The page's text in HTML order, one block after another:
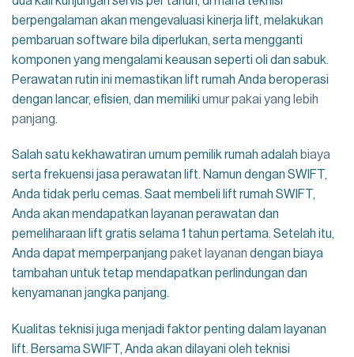
berpengalaman akan mengevaluasi kinerja lift, melakukan
pembaruan software bila diperlukan, serta mengganti
komponen yang mengalami keausan seperti oli dan sabuk.
Perawatan rutin ini memastikan lift rumah Anda beroperasi
dengan lancar, efisien, dan memiliki umur pakai yang lebih
panjang.
Salah satu kekhawatiran umum pemilik rumah adalah biaya
serta frekuensi jasa perawatan lift. Namun dengan SWIFT,
Anda tidak perlu cemas. Saat membeli lift rumah SWIFT,
Anda akan mendapatkan layanan perawatan dan
pemeliharaan lift gratis selama 1 tahun pertama. Setelah itu,
Anda dapat memperpanjang paket layanan dengan biaya
tambahan untuk tetap mendapatkan perlindungan dan
kenyamanan jangka panjang.
Kualitas teknisi juga menjadi faktor penting dalam layanan
lift. Bersama SWIFT, Anda akan dilayani oleh teknisi